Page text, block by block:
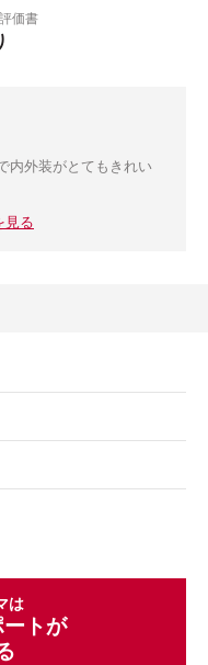
価書
内外装がとてもきれい
見る
は
ートが